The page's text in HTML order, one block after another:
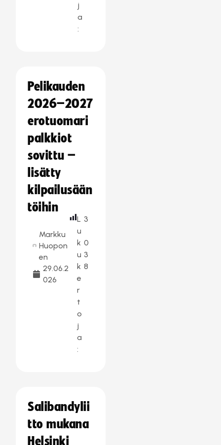
j
a
:
Pelikauden
2026–2027
erotuomari
palkkiot
sovittu –
lisätty
kilpailusään
töihin
Markku
Huopon
en
29.06.2
026
L
u
k
u
k
e
r
t
o
j
a
:
3
0
3
8
Salibandylii
tto mukana
Helsinki